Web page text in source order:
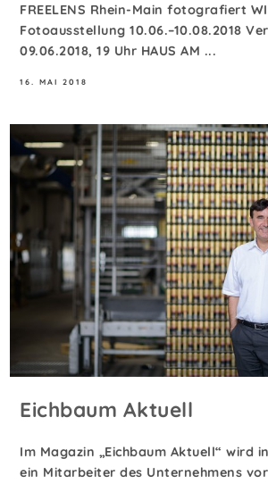
FREELENS Rhein-Main fotografiert
Fotoausstellung 10.06.–10.08.2018
09.06.2018, 19 Uhr HAUS AM ...
16. MAI 2018
Eichbaum Aktuell
Im Magazin „Eichbaum Aktuell“ wird
ein Mitarbeiter des Unternehmens